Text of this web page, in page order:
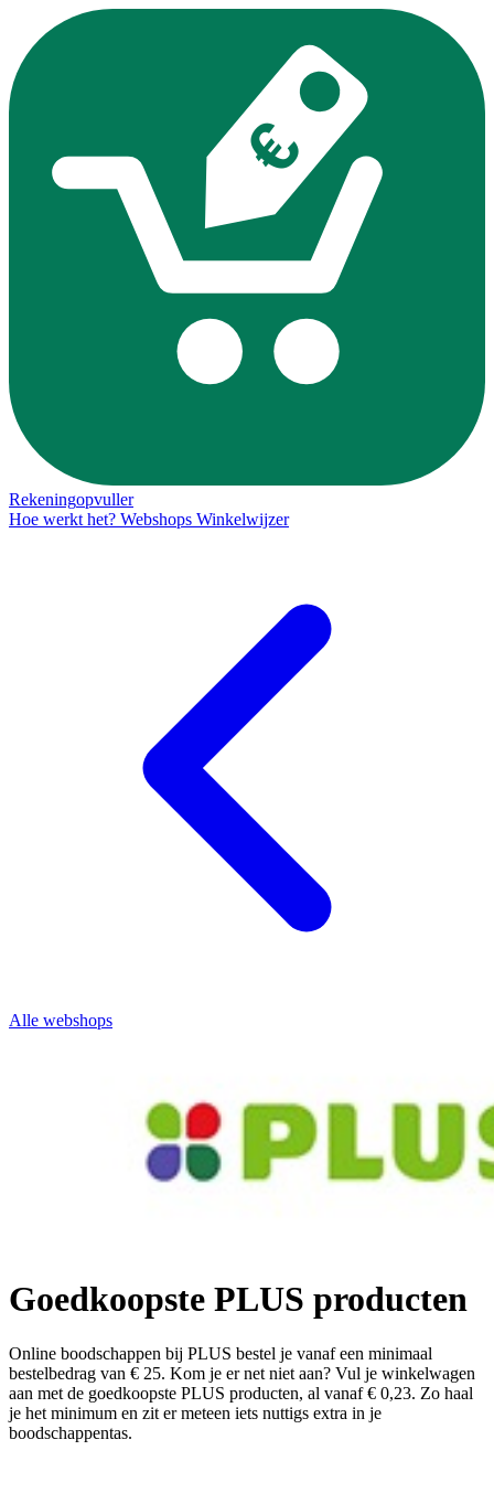
Rekeningopvuller
Hoe werkt het? Webshops Winkelwijzer
Alle webshops
Goedkoopste PLUS producten
Online boodschappen bij PLUS bestel je vanaf een minimaal
bestelbedrag van € 25. Kom je er net niet aan? Vul je winkelwagen
aan met de goedkoopste PLUS producten, al vanaf € 0,23. Zo haal
je het minimum en zit er meteen iets nuttigs extra in je
boodschappentas.